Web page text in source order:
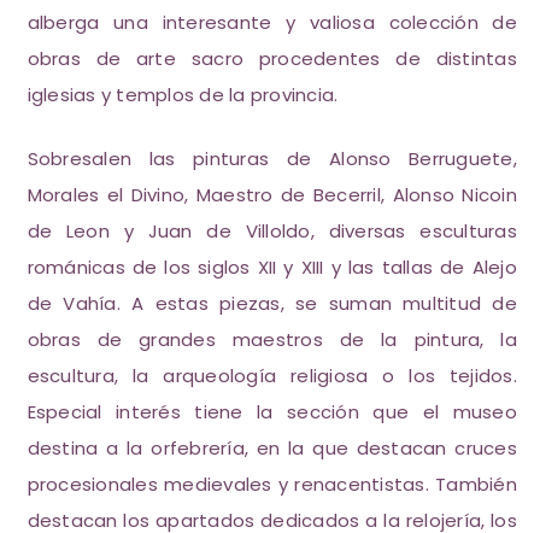
alberga una interesante y valiosa colección de
obras de arte sacro procedentes de distintas
iglesias y templos de la provincia.
Sobresalen las pinturas de Alonso Berruguete,
Morales el Divino, Maestro de Becerril, Alonso Nicoin
de Leon y Juan de Villoldo, diversas esculturas
románicas de los siglos XII y XIII y las tallas de Alejo
de Vahía. A estas piezas, se suman multitud de
obras de grandes maestros de la pintura, la
escultura, la arqueología religiosa o los tejidos.
Especial interés tiene la sección que el museo
destina a la orfebrería, en la que destacan cruces
procesionales medievales y renacentistas. También
destacan los apartados dedicados a la relojería, los